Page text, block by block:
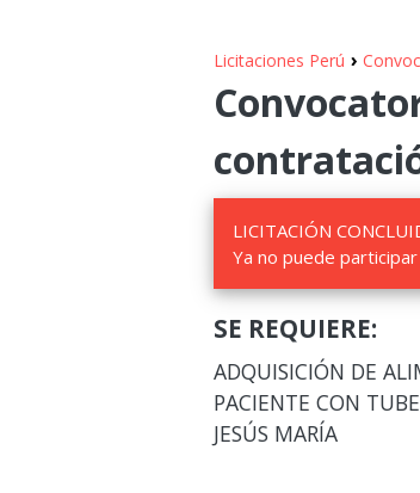
Licitaciones Perú ›
LICITACIÓN
Ya no puede
SE REQUIERE:
ADQUISICIÓN DE
PACIENTE CON
JESÚS MARÍA